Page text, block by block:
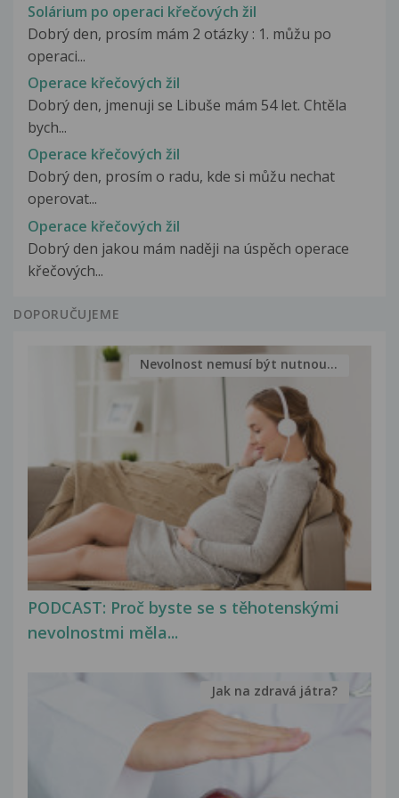
Solárium po operaci křečových žil
Dobrý den, prosím mám 2 otázky : 1. můžu po
operaci...
Operace křečových žil
Dobrý den, jmenuji se Libuše mám 54 let. Chtěla
bych...
Operace křečových žil
Dobrý den, prosím o radu, kde si můžu nechat
operovat...
Operace křečových žil
Dobrý den jakou mám naději na úspěch operace
křečových...
DOPORUČUJEME
PODCAST: Proč byste se s těhotenskými
nevolnostmi měla...
Nevolnost nemusí být nutnou...
Jak na zdravá játra?